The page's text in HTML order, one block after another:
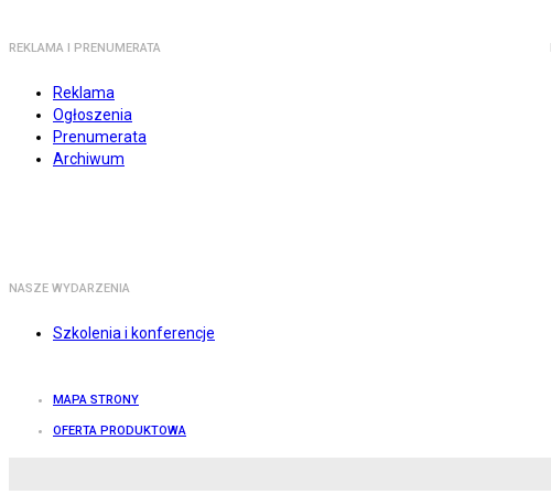
REKLAMA I PRENUMERATA
Reklama
Ogłoszenia
Prenumerata
Archiwum
NASZE WYDARZENIA
Szkolenia i konferencje
MAPA STRONY
OFERTA PRODUKTOWA